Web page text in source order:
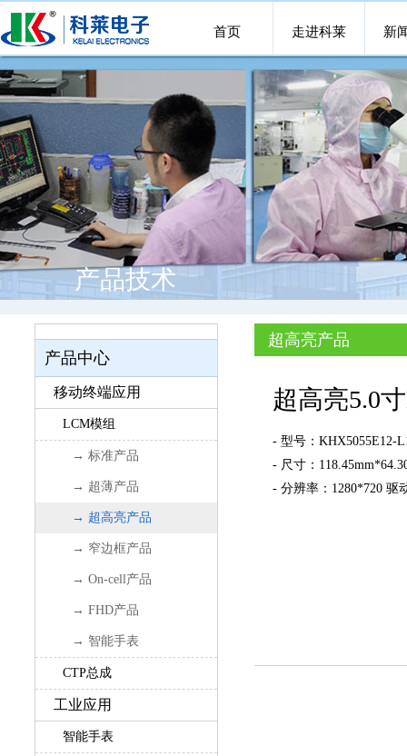
首页 走进科莱 新
产品技术
产品中心
移动终端应用
LCM模组
→ 标准产品
→ 超薄产品
→ 超高亮产品
→ 窄边框产品
→ On-cell产品
→ FHD产品
→ 智能手表
CTP总成
工业应用
智能手表
超高亮产品
超高亮5.0
- 型号：KHX5055E12-
- 尺寸：
- 分辨率：1280*720 驱